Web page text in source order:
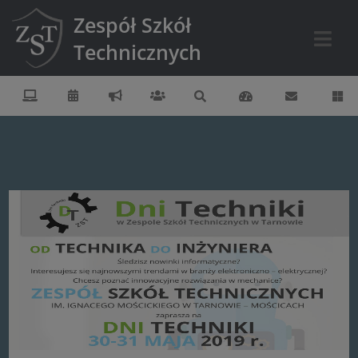
Zespół Szkół
Technicznych